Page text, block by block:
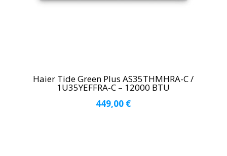
Haier Tide Green Plus AS35THMHRA-C /
1U35YEFFRA-C – 12000 BTU
449,00 €